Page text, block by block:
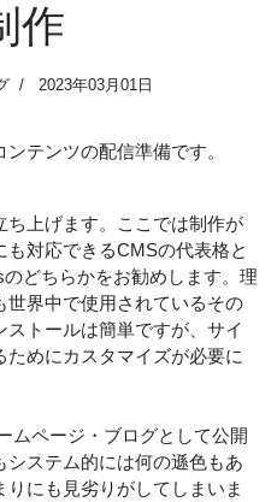
作
2023年03月01日
テンツの配信準備です。
ち上げます。ここでは制作が
対応できるCMSの代表格と
どちらかをお勧めします。理
世界中で使用されているその
トールは簡単ですが、サイ
ためにカスタマイズが必要に
ムページ・ブログとして公開
ステム的には何の遜色もあ
にも見劣りがしてしまいま